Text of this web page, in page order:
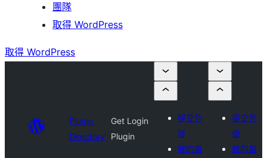
團隊
取得 WordPress
取得 WordPress
Plugin
Directory
Get Login
Plugin
提交外
掛
我的最
提交外
掛
我的最